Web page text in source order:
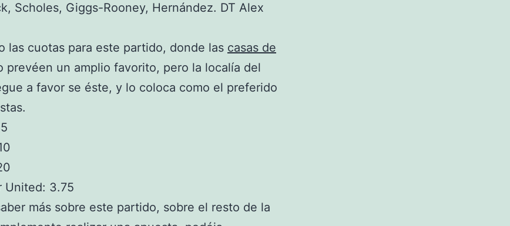
Scholes, Giggs-Rooney, Hernández. DT Alex
las cuotas para este partido, donde las casas de
prevéen un amplio favorito, pero la localía del
a favor se éste, y lo coloca como el preferido
United: 3.75
más sobre este partido, sobre el resto de la